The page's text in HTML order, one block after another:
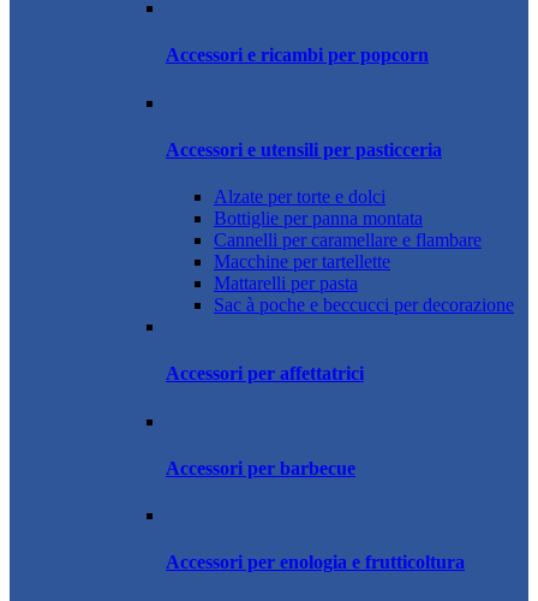
Accessori e ricambi per popcorn
Accessori e utensili per pasticceria
Alzate per torte e dolci
Bottiglie per panna montata
Cannelli per caramellare e flambare
Macchine per tartellette
Mattarelli per pasta
Sac à poche e beccucci per decorazione
Accessori per affettatrici
Accessori per barbecue
Accessori per enologia e frutticoltura